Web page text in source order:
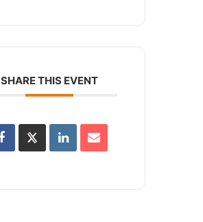
SHARE THIS EVENT